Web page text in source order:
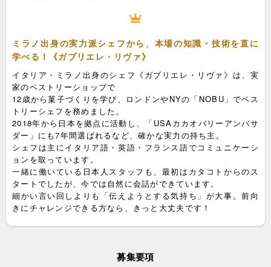
ミラノ出身の実力派シェフから、本場の知識・技術を直に
学べる！《ガブリエレ・リヴァ》
イタリア・ミラノ出身のシェフ《ガブリエレ・リヴァ》は、実
家のペストリーショップで
12歳から菓子づくりを学び、ロンドンやNYの「NOBU」でペス
トリーシェフを務めました。
2018年から日本を拠点に活動し、「USAカカオバリーアンバサ
ダー」にも7年間選ばれるなど、確かな実力の持ち主。
シェフは主にイタリア語・英語・フランス語でコミュニケーシ
ョンを取っています。
一緒に働いている日本人スタッフも、最初はカタコトからのス
タートでしたが、今では自然に会話ができています。
細かい言い回しよりも「伝えようとする気持ち」が大事。前向
きにチャレンジできる方なら、きっと大丈夫です！
募集要項